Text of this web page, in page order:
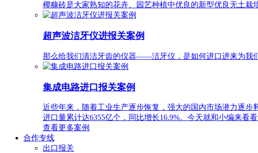
椰糠砖是大家熟知的花卉、园艺种植中优良的新型优良无土栽
超声波洁牙仪进报关案例
那么给我们清洁牙齿的仪器——洁牙仪，是如何进口进来为我
集成电路进口报关案例
近些年来，随着工业生产逐步恢复，强大的国内市场潜力逐
进口量累计达6355亿个，同比增长16.9%。今天就和小编来看
查看更多案例
合作专线
出口报关